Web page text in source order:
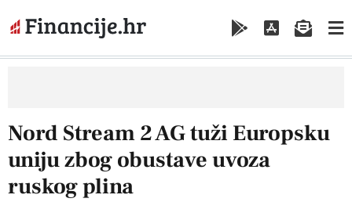
Nord Stream 2 AG tuži Europsku
uniju zbog obustave uvoza
ruskog plina